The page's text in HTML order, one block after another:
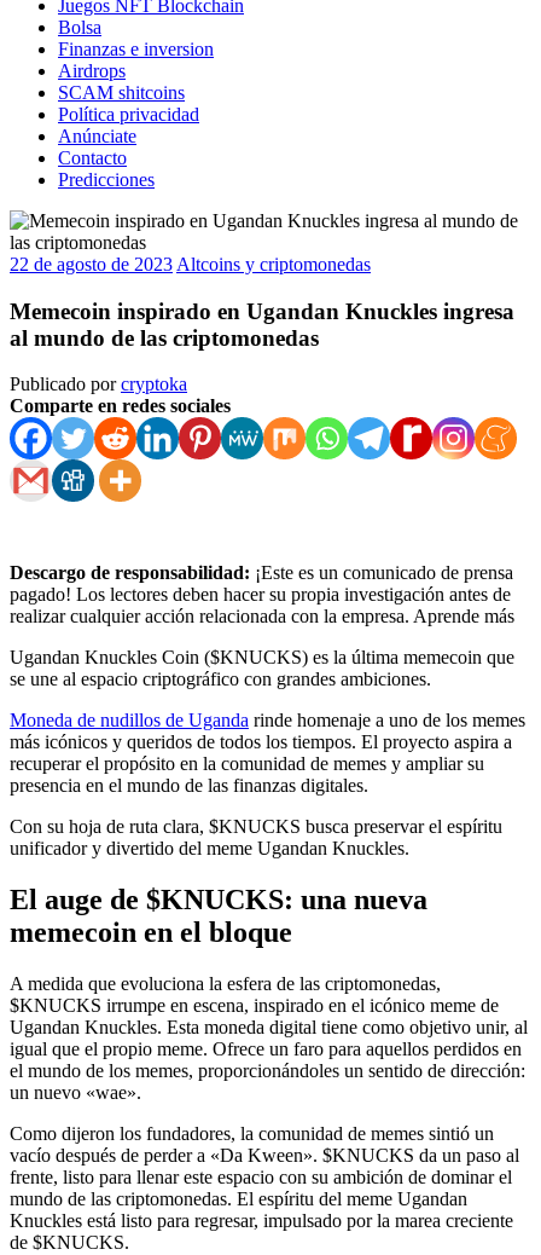
Juegos NFT Blockchain
Bolsa
Finanzas e inversion
Airdrops
SCAM shitcoins
Política privacidad
Anúnciate
Contacto
Predicciones
22 de agosto de 2023 Altcoins y criptomonedas
Memecoin inspirado en Ugandan Knuckles ingresa
al mundo de las criptomonedas
Publicado porcryptoka
Comparte en redes sociales
Descargo de responsabilidad: ¡Este es un comunicado de prensa
pagado! Los lectores deben hacer su propia investigación antes de
realizar cualquier acción relacionada con la empresa. Aprende más
Ugandan Knuckles Coin ($KNUCKS) es la última memecoin que
se une al espacio criptográfico con grandes ambiciones.
Moneda de nudillos de Uganda rinde homenaje a uno de los memes
más icónicos y queridos de todos los tiempos. El proyecto aspira a
recuperar el propósito en la comunidad de memes y ampliar su
presencia en el mundo de las finanzas digitales.
Con su hoja de ruta clara, $KNUCKS busca preservar el espíritu
unificador y divertido del meme Ugandan Knuckles.
El auge de $KNUCKS: una nueva
memecoin en el bloque
A medida que evoluciona la esfera de las criptomonedas,
$KNUCKS irrumpe en escena, inspirado en el icónico meme de
Ugandan Knuckles. Esta moneda digital tiene como objetivo unir, al
igual que el propio meme. Ofrece un faro para aquellos perdidos en
el mundo de los memes, proporcionándoles un sentido de dirección:
un nuevo «wae».
Como dijeron los fundadores, la comunidad de memes sintió un
vacío después de perder a «Da Kween». $KNUCKS da un paso al
frente, listo para llenar este espacio con su ambición de dominar el
mundo de las criptomonedas. El espíritu del meme Ugandan
Knuckles está listo para regresar, impulsado por la marea creciente
de $KNUCKS.